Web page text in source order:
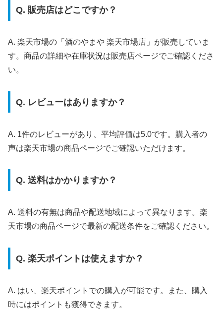
Q. 販売店はどこですか？
A. 楽天市場の「酒のやまや 楽天市場店」が販売していま
す。商品の詳細や在庫状況は販売店ページでご確認くださ
い。
Q. レビューはありますか？
A. 1件のレビューがあり、平均評価は5.0です。購入者の
声は楽天市場の商品ページでご確認いただけます。
Q. 送料はかかりますか？
A. 送料の有無は商品や配送地域によって異なります。楽
天市場の商品ページで最新の配送条件をご確認ください。
Q. 楽天ポイントは使えますか？
A. はい、楽天ポイントでの購入が可能です。また、購入
時にはポイントも獲得できます。